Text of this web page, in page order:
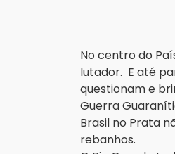
No centro do
lutador. E até
questionam e
Guerra
Brasil no Prata
rebanhos.